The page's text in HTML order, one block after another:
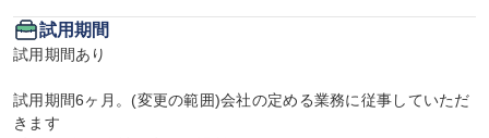
試用期間
試用期間あり
試用期間6ヶ月。(変更の範囲)会社の定める業務に従事していただ
きます